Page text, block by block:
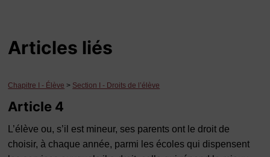
Articles liés
Chapitre I - Élève > Section I - Droits de l’élève
Article 4
L’élève ou, s’il est mineur, ses parents ont le droit de
choisir, à chaque année, parmi les écoles qui dispensent